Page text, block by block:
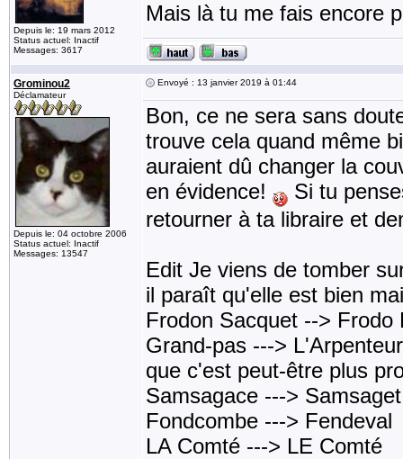
Depuis le: 19 mars 2012
Status actuel: Inactif
Messages: 3617
Mais là tu me fais encore
Grominou2
Déclamateur
Depuis le: 04 octobre 2006
Status actuel: Inactif
Messages: 13547
Envoyé : 13 janvier 2019 à 01:44
Bon, ce ne sera sans
trouve cela quand même
auraient dû changer la
en évidence!
Si tu
retourner à ta libraire et
Edit Je viens de tomber
il paraît qu'elle est bien
Frodon Sacquet --> Frodo
Grand-pas --->
que c'est peut-être plus
Samsagace ---> Samsaget
Fondcombe ---> Fendeval
LA Comté ---> LE Comté